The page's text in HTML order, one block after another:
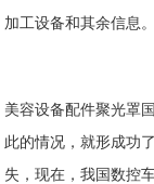
加工设备和其余信息。
美容设备配件聚光罩
此的情况，就形成功
失，现在，我国数控